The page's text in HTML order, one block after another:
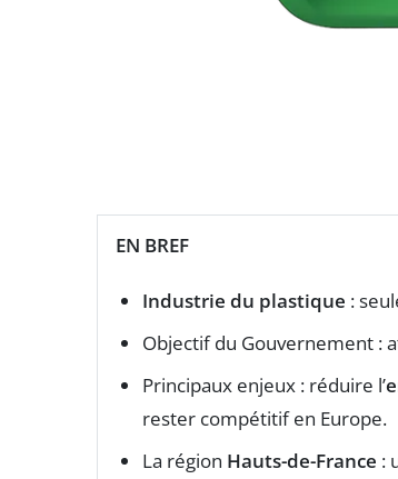
EN BREF
Industrie du plastique :
Objectif du Gouvernement :
Principaux enjeux : réduire l’
rester compétitif en Europe.
La région Hauts-de-France :